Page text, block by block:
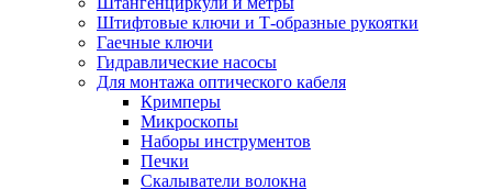
Штифтовые ключи и Т-образные рукоятки
Гаечные ключи
Гидравлические насосы
Для монтажа оптического кабеля
Кримперы
Микроскопы
Наборы инструментов
Печки
Скалыватели волокна